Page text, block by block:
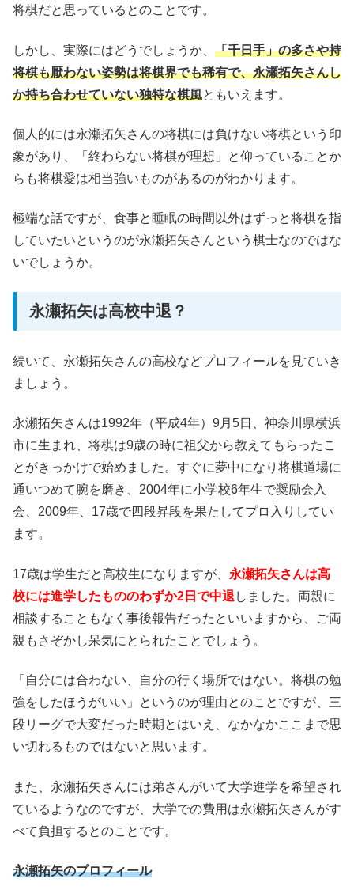
将棋だと思っているとのことです。
しかし、実際にはどうでしょうか、 「千日手」の多さや持
将棋も厭わない姿勢は将棋界でも稀有で、永瀬拓矢さんし
か持ち合わせていない独特な棋風ともいえます。
個人的には永瀬拓矢さんの将棋には負けない将棋という印
象があり、「終わらない将棋が理想」と仰っていることか
らも将棋愛は相当強いものがあるのがわかります。
極端な話ですが、食事と睡眠の時間以外はずっと将棋を指
していたいというのが永瀬拓矢さんという棋士なのではな
いでしょうか。
永瀬拓矢は高校中退？
続いて、永瀬拓矢さんの高校などプロフィールを見ていき
ましょう。
永瀬拓矢さんは1992年（平成4年）9月5日、神奈川県横浜
市に生まれ、将棋は9歳の時に祖父から教えてもらったこ
とがきっかけで始めました。すぐに夢中になり将棋道場に
通いつめて腕を磨き、2004年に小学校6年生で奨励会入
会、2009年、17歳で四段昇段を果たしてプロ入りしてい
ます。
17歳は学生だと高校生になりますが、 永瀬拓矢さんは高
校には進学したもののわずか2日で中退 しました。両親に
相談することもなく事後報告だったといいますから、ご両
親もさぞかし呆気にとられたことでしょう。
「自分には合わない、自分の行く場所ではない。将棋の勉
強をしたほうがいい」というのが理由とのことですが、三
段リーグで大変だった時期とはいえ、なかなかここまで思
い切れるものではないと思います。
また、永瀬拓矢さんには弟さんがいて大学進学を希望され
ているようなのですが、大学での費用は永瀬拓矢さんがす
べて負担するとのことです。
永瀬拓矢のプロフィール